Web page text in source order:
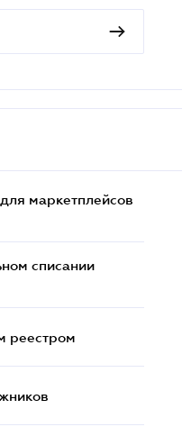
маркетплейсов
списании
реестром